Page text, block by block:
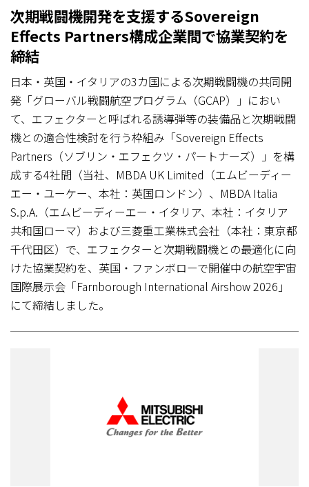
次期戦闘機開発を支援するSovereign
Effects Partners構成企業間で協業契約を
締結
日本・英国・イタリアの3カ国による次期戦闘機の共同開
発「グローバル戦闘航空プログラム（GCAP）」におい
て、エフェクターと呼ばれる誘導弾等の装備品と次期戦闘
機との適合性検討を行う枠組み「Sovereign Effects
Partners（ソブリン・エフェクツ・パートナーズ）」を構
成する4社間（当社、MBDA UK Limited（エムビーディー
エー・ユーケー、本社：英国ロンドン）、MBDA Italia
S.p.A.（エムビーディーエー・イタリア、本社：イタリア
共和国ローマ）および三菱重工業株式会社（本社：東京都
千代田区）で、エフェクターと次期戦闘機との最適化に向
けた協業契約を、英国・ファンボローで開催中の航空宇宙
国際展示会「Farnborough International Airshow 2026」
にて締結しました。